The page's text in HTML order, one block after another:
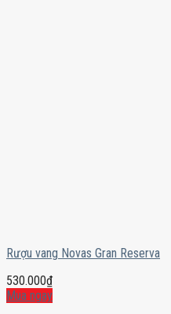
Rượu vang Novas Gran Reserva
530.000₫
Mua ngay